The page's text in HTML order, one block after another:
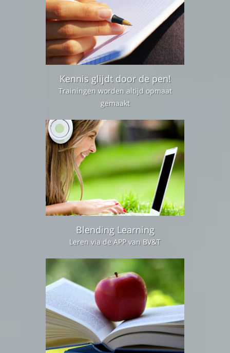
Kennis glijdt door de pen!
Trainingen worden altijd opmaat
gemaakt
Blending Learning
Leren via de APP van BV&T